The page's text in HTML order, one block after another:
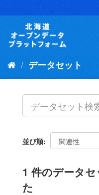
キ
データセット
並び順
1 件のデータ
た